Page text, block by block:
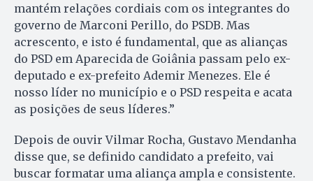
mantém relações cordiais com os integrantes do
governo de Marconi Perillo, do PSDB. Mas
acrescento, e isto é fundamental, que as alianças
do PSD em Aparecida de Goiânia passam pelo ex-
deputado e ex-prefeito Ademir Menezes. Ele é
nosso líder no município e o PSD respeita e acata
as posições de seus líderes.”
Depois de ouvir Vilmar Rocha, Gustavo Mendanha
disse que, se definido candidato a prefeito, vai
buscar formatar uma aliança ampla e consistente.